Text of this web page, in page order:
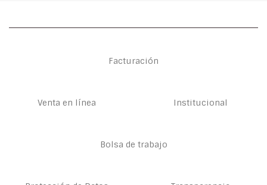
Facturación
Venta en línea Institucional
Bolsa de trabajo